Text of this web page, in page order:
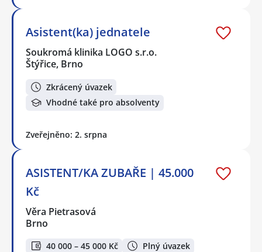
Asistent(ka) jednatele
Soukromá klinika LOGO s.r.o.
Štýřice, Brno
Zkrácený úvazek
Vhodné také pro absolventy
Zveřejněno: 2. srpna
ASISTENT/KA ZUBAŘE | 45.000
Kč
Věra Pietrasová
Brno
40 000 – 45 000 Kč
Plný úvazek